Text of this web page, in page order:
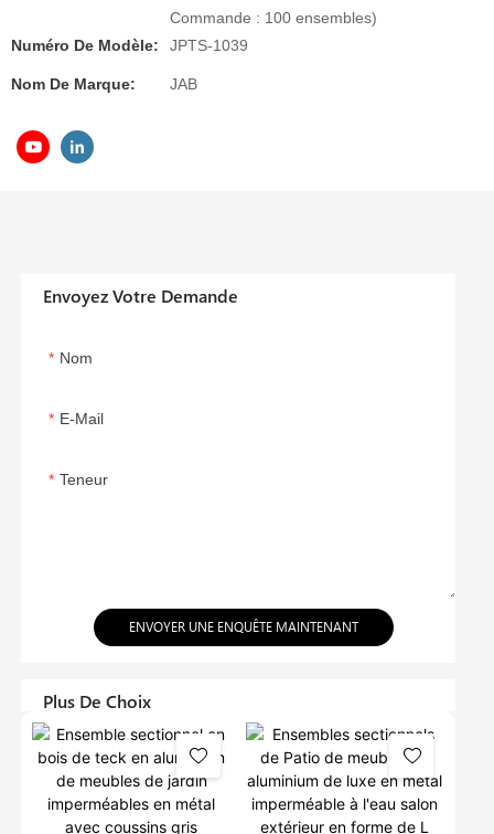
Commande : 100 ensembles)
Numéro De Modèle:
JPTS-1039
Nom De Marque: JAB
Envoyez Votre Demande
Nom
E-Mail
Teneur
ENVOYER UNE ENQUÊTE MAINTENANT
Plus De Choix